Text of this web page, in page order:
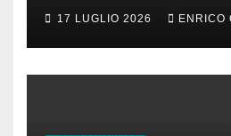
17 LUGLIO 2026 ENRICO